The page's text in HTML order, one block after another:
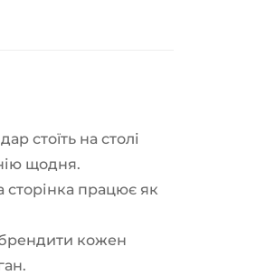
стоїть на столі
щодня.
сторінка працює як
кожен